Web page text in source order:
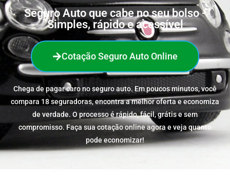
Seguro Auto que cabe no seu bolso -
Simples, rápido e acessível
Cotação Seguro Auto Online
Chega de pagar caro no seguro auto. Em poucos minutos, você
compara 18 seguradoras, encontra a melhor oferta e economiza
de verdade. O processo é rápido, fácil, grátis e sem
compromisso. Faça sua cotação online agora e veja quanto
pode economizar!